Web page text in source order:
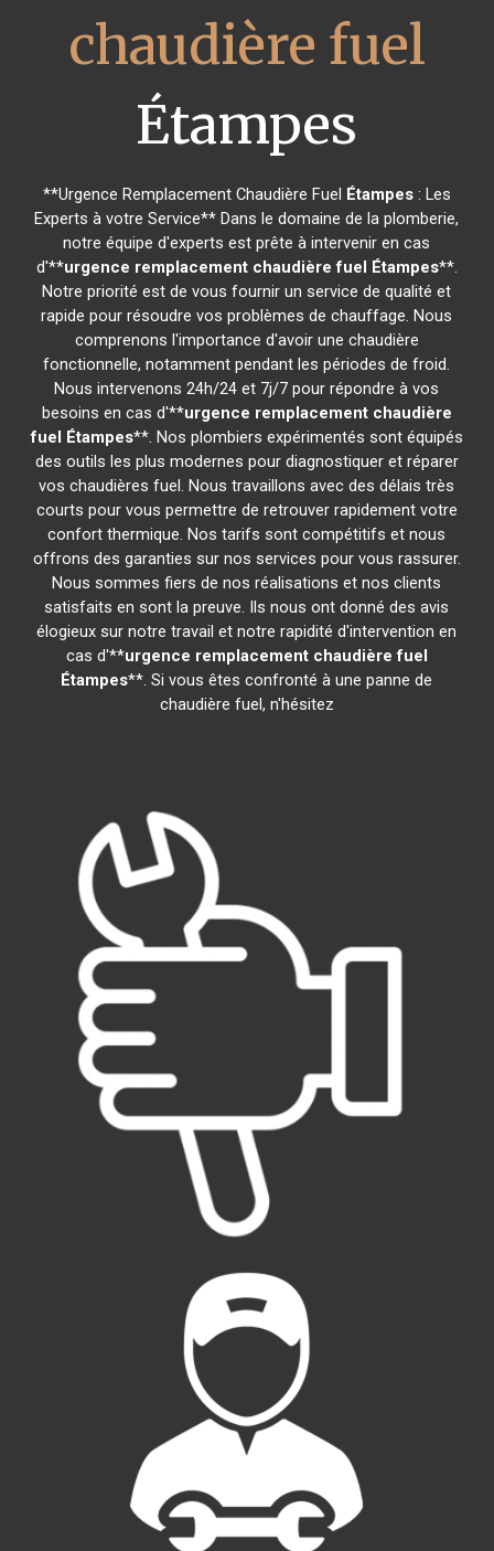
chaudière fuel
Étampes
**Urgence Remplacement Chaudière Fuel Étampes: Les
Experts à votre Service** Dans le domaine de la plomberie,
notre équipe d'experts est prête à intervenir en cas
d'**urgence remplacement chaudière fuel Étampes**.
Notre priorité est de vous fournir un service de qualité et
rapide pour résoudre vos problèmes de chauffage. Nous
comprenons l'importance d'avoir une chaudière
fonctionnelle, notamment pendant les périodes de froid.
Nous intervenons 24h/24 et 7j/7 pour répondre à vos
besoins en cas d'**urgence remplacement chaudière
fuel Étampes**. Nos plombiers expérimentés sont équipés
des outils les plus modernes pour diagnostiquer et réparer
vos chaudières fuel. Nous travaillons avec des délais très
courts pour vous permettre de retrouver rapidement votre
confort thermique. Nos tarifs sont compétitifs et nous
offrons des garanties sur nos services pour vous rassurer.
Nous sommes fiers de nos réalisations et nos clients
satisfaits en sont la preuve. Ils nous ont donné des avis
élogieux sur notre travail et notre rapidité d'intervention en
cas d'**urgence remplacement chaudière fuel
Étampes**. Si vous êtes confronté à une panne de
chaudière fuel, n'hésitez